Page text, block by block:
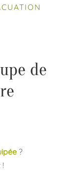
de
?